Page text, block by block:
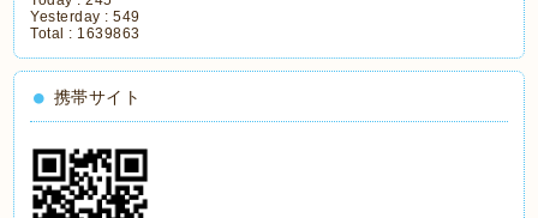
Yesterday :549
Total : 1639863
携帯サイト